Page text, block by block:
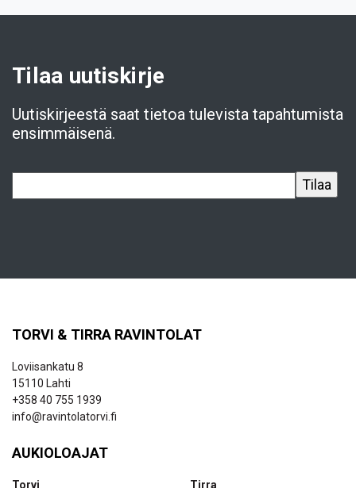
Tilaa uutiskirje
Uutiskirjeestä saat tietoa tulevista tapahtumista
ensimmäisenä.
TORVI & TIRRA RAVINTOLAT
Loviisankatu 8
15110 Lahti
+358 40 755 1939
info@ravintolatorvi.fi
AUKIOLOAJAT
Torvi Tirra